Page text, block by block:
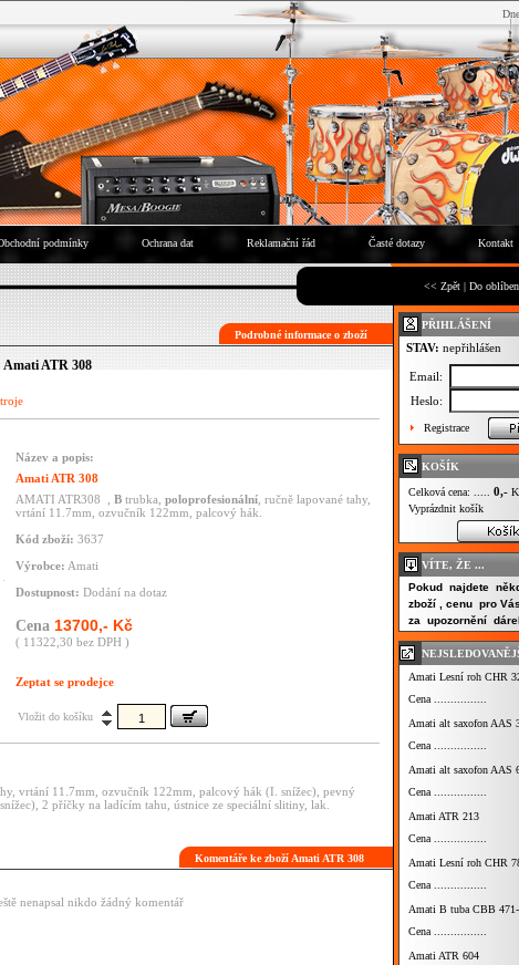
podmínky Ochrana dat Reklamační řád Časté dotazy Kontakt
<< Zpět | Do
Podrobné informace o zboží
Amati ATR 308
Název a popis:
Amati ATR 308
AMATI ATR308 , B trubka, poloprofesionální , ručně lapované tahy,
vrtání 11.7mm, ozvučník 122mm, palcový hák.
Kód zboží: 3637
Výrobce: Amati
Dostupnost: Dodání na dotaz
Cena 13700,- Kč
( 11322,30 bez DPH )
Zeptat se prodejce
Vložit do košíku
vrtání 11.7mm, ozvučník 122mm, palcový hák (I. snížec), pevný
2 příčky na ladícím tahu, ústnice ze speciální slitiny, lak.
Komentáře ke zboží Amati ATR 308
nenapsal nikdo žádný komentář
PŘIHLÁŠENÍ
STAV: nepřihlášen
Email:
Heslo:
Registrace
KOŠÍK
Celková cena: ..... 0,-
Vyprázdnit košík
VÍTE, ŽE ...
Pokud najdete
zboží , cenu pro
za upozornění
Amati Lesní roh CHR
Cena ................
Amati alt saxofon AAS
Cena ................
Amati alt saxofon AAS
Cena ................
Amati ATR 213
Cena ................
Amati Lesní roh CHR
Cena ................
Amati B tuba CBB
Cena ................
Amati ATR 604